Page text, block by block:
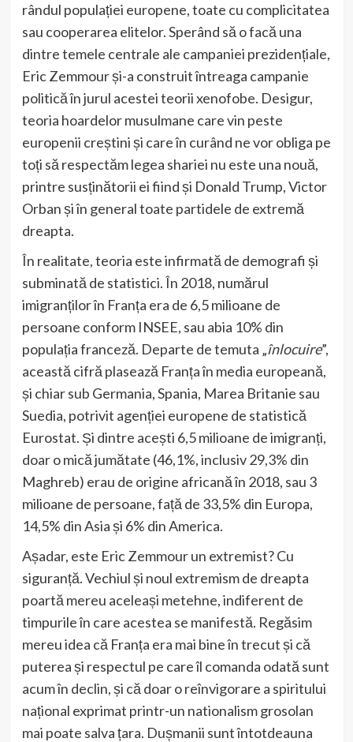
rândul populației europene, toate cu complicitatea
sau cooperarea elitelor. Sperând să o facă una
dintre temele centrale ale campaniei prezidențiale,
Eric Zemmour și-a construit întreaga campanie
politică în jurul acestei teorii xenofobe. Desigur,
teoria hoardelor musulmane care vin peste
europenii creștini și care în curând ne vor obliga pe
toți să respectăm legea shariei nu este una nouă,
printre susținătorii ei fiind și Donald Trump, Victor
Orban și în general toate partidele de extremă
dreapta.
În realitate, teoria este infirmată de demografi și
subminată de statistici. În 2018, numărul
imigranților în Franța era de 6,5 milioane de
persoane conform INSEE, sau abia 10% din
populația franceză. Departe de temuta „înlocuire”,
această cifră plasează Franța în media europeană,
și chiar sub Germania, Spania, Marea Britanie sau
Suedia, potrivit agenției europene de statistică
Eurostat. Și dintre acești 6,5 milioane de imigranți,
doar o mică jumătate (46,1%, inclusiv 29,3% din
Maghreb) erau de origine africană în 2018, sau 3
milioane de persoane, față de 33,5% din Europa,
14,5% din Asia și 6% din America.
Așadar, este Eric Zemmour un extremist? Cu
siguranță. Vechiul și noul extremism de dreapta
poartă mereu aceleași metehne, indiferent de
timpurile în care acestea se manifestă. Regăsim
mereu idea că Franța era mai bine în trecut și că
puterea și respectul pe care îl comanda odată sunt
acum în declin, și că doar o reînvigorare a spiritului
național exprimat printr-un nationalism grosolan
mai poate salva țara. Dușmanii sunt întotdeauna